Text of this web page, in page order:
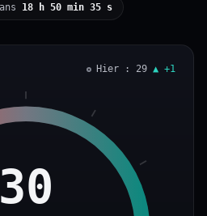
18 h 50 min 35 s
Hier : 29 ▲ +1
30